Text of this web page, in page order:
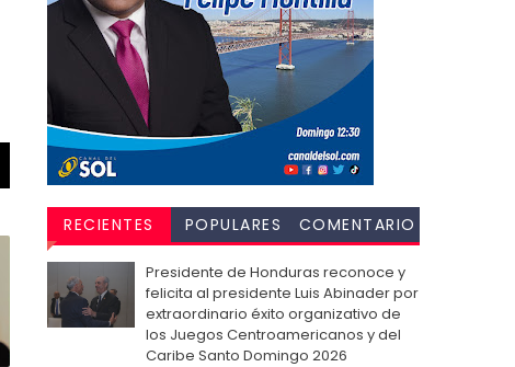
RECIENTES POPULARES
COMENTARIO
Presidente de Honduras reconoce y
felicita al presidente Luis Abinader por
extraordinario éxito organizativo de
los Juegos Centroamericanos y del
Caribe Santo Domingo 2026